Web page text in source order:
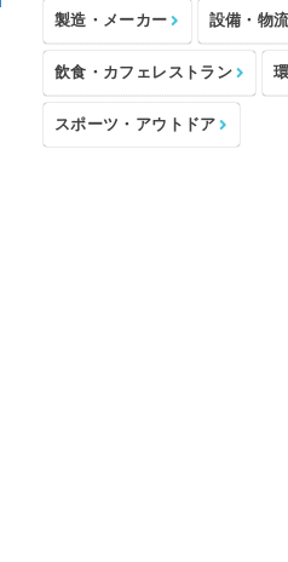
製造・メーカー 設備・物
飲食・カフェレストラン
スポーツ・アウトドア